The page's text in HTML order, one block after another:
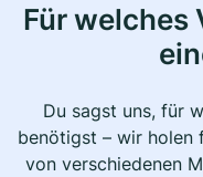
Für welches
Du sagst uns, für
benötigst – wir holen
von verschiedenen